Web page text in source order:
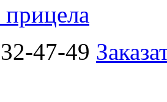
47-49